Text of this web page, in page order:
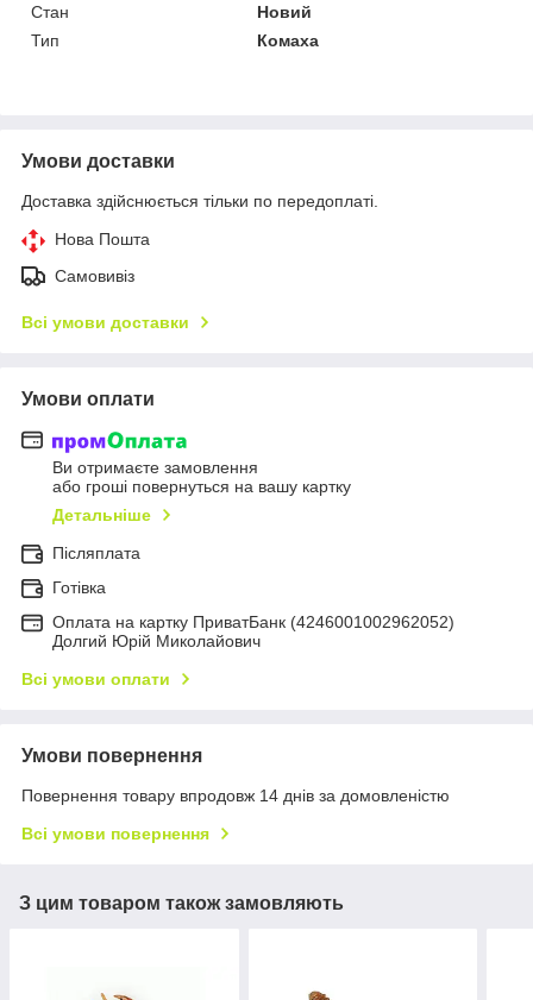
Стан
Новий
Тип
Комаха
Умови доставки
Доставка здійснюється тільки по передоплаті.
Нова Пошта
Самовивіз
Всі умови доставки
Умови оплати
Ви отримаєте замовлення
або гроші повернуться на вашу картку
Детальніше
Післяплата
Готівка
Оплата на картку ПриватБанк (4246001002962052)
Долгий Юрій Миколайович
Всі умови оплати
Умови повернення
Повернення товару впродовж 14 днів за домовленістю
Всі умови повернення
З цим товаром також замовляють